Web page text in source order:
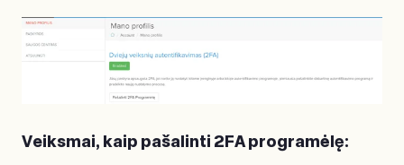
Veiksmai, kaip pašalinti 2FA programėlę: